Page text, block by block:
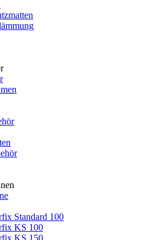
Standard 100
KS 100
KS 150